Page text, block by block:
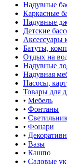
Надувные
Каркасные
Надувные
Детские
Аксессуары
Батуты,
Отдых на
Надувные
Надувная
Насосы,
Товары для
• Мебель
• Фонтаны
•
• Фонари
•
• Вазы
• Кашпо
• Садовые